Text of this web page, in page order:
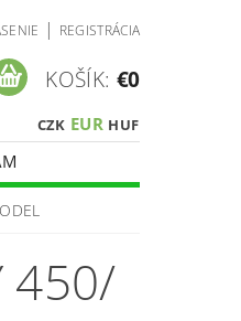
| REGISTRÁCIA
CZK EUR HUF
KOŠÍK: €0
450/